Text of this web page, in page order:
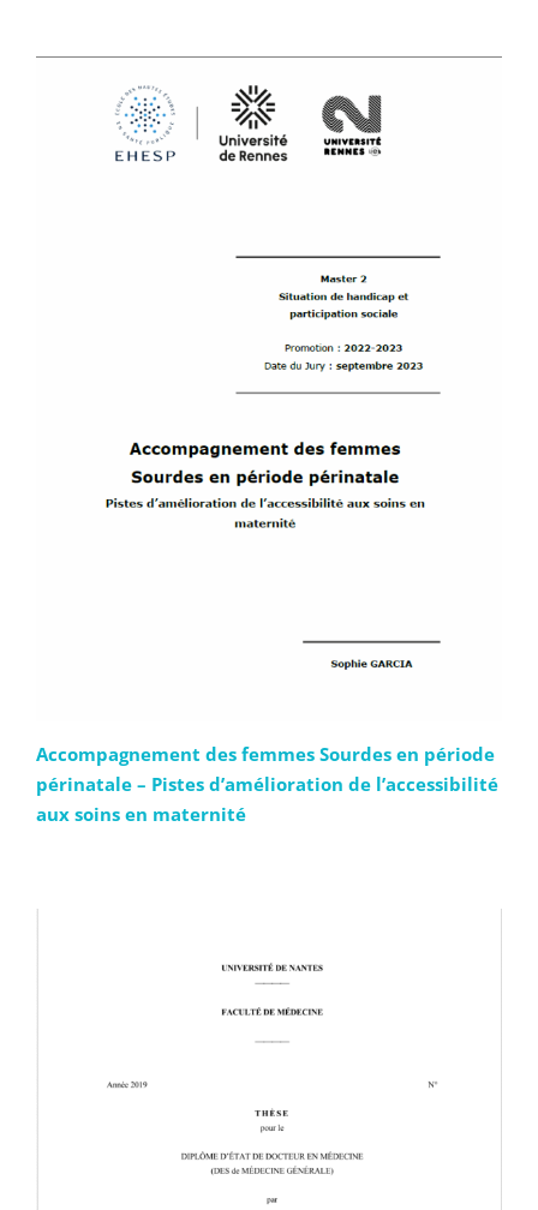
Accompagnement des femmes Sourdes en période
périnatale – Pistes d’amélioration de l’accessibilité
aux soins en maternité